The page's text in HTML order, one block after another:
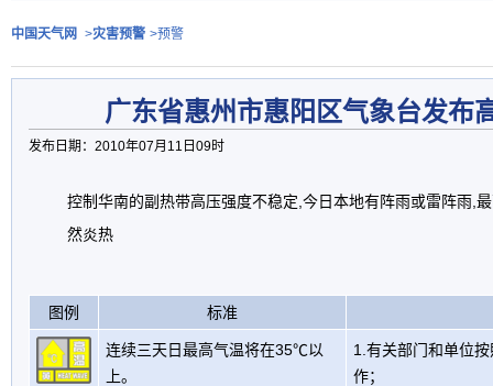
中国天气网 >灾害预警 >预警
广东省惠州市惠阳区气象台发布
发布日期：2010年07月11日09时
控制华南的副热带高压强度不稳定,今日本地有阵雨或雷阵雨,
然炎热
图例 标准
连续三天日最高气温将在35℃以
上。
1.有关部门和单位
作；